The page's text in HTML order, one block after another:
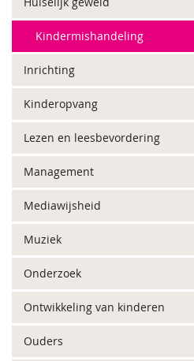
Kindermishandeling
Inrichting
Kinderopvang
Lezen en leesbevordering
Management
Mediawijsheid
Muziek
Onderzoek
Ontwikkeling van kinderen
Ouders